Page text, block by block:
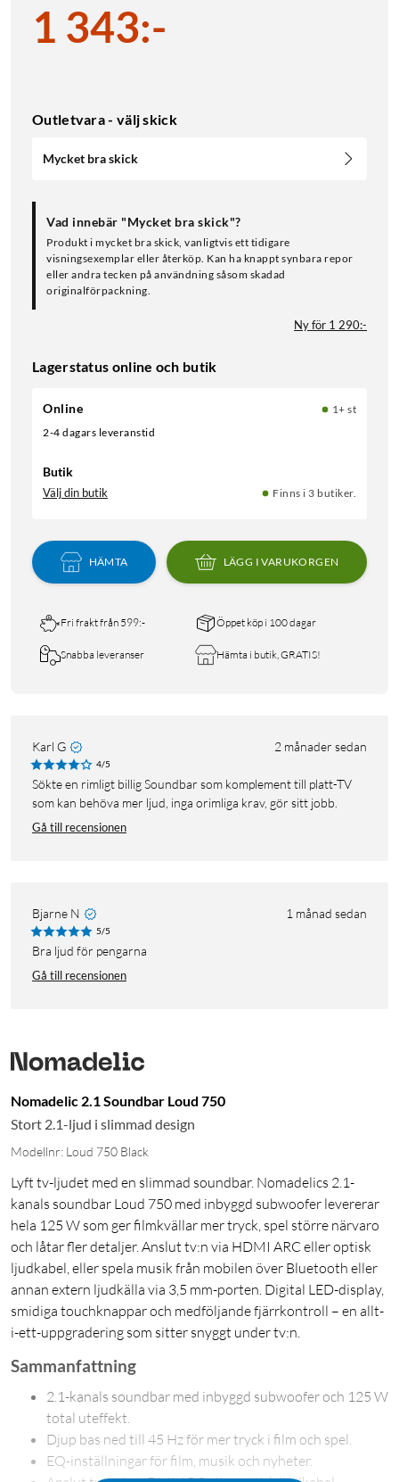
1 343:-
Outletvara - välj skick
Mycket bra skick
Vad innebär "Mycket bra skick"?
Produkt i mycket bra skick, vanligtvis ett tidigare
visningsexemplar eller återköp. Kan ha knappt synbara repor
eller andra tecken på användning såsom skadad
originalförpackning.
Ny för 1 290:-
Lagerstatus online och butik
Online
1+ st
2-4 dagars leveranstid
Butik
Välj din butik Finns i 3 butiker.
HÄMTA LÄGG I VARUKORGEN
Fri frakt från 599:- Öppet köp i 100 dagar
Snabba leveranser Hämta i butik, GRATIS!
Karl G 2 månader sedan
4/5
Sökte en rimligt billig Soundbar som komplement till platt-TV
som kan behöva mer ljud, inga orimliga krav, gör sitt jobb.
Gå till recensionen
Bjarne N 1 månad sedan
5/5
Bra ljud för pengarna
Gå till recensionen
Nomadelic 2.1 Soundbar Loud 750
Stort 2.1-ljud i slimmad design
Modellnr: Loud 750 Black
Lyft tv-ljudet med en slimmad soundbar. Nomadelics 2.1-
kanals soundbar Loud 750 med inbyggd subwoofer levererar
hela 125 W som ger filmkvällar mer tryck, spel större närvaro
och låtar fler detaljer. Anslut tv:n via HDMI ARC eller optisk
ljudkabel, eller spela musik från mobilen över Bluetooth eller
annan extern ljudkälla via 3,5 mm-porten. Digital LED-display,
smidiga touchknappar och medföljande fjärrkontroll – en allt-
i-ett-uppgradering som sitter snyggt under tv:n.
Sammanfattning
2.1-kanals soundbar med inbyggd subwoofer och 125 W
total uteffekt.
Djup bas ned till 45 Hz för mer tryck i film och spel.
EQ-inställningar för film, musik och nyheter.